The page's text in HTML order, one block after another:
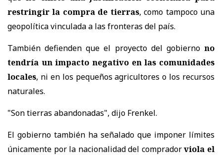
restringir la compra de tierras, como tampoco una
geopolítica vinculada a las fronteras del país.
También defienden que el proyecto del gobierno no
tendría un impacto negativo en las comunidades
locales, ni en los pequeños agricultores o los recursos
naturales.
"Son tierras abandonadas", dijo Frenkel.
El gobierno también ha señalado que imponer límites
únicamente por la nacionalidad del compradorviola el